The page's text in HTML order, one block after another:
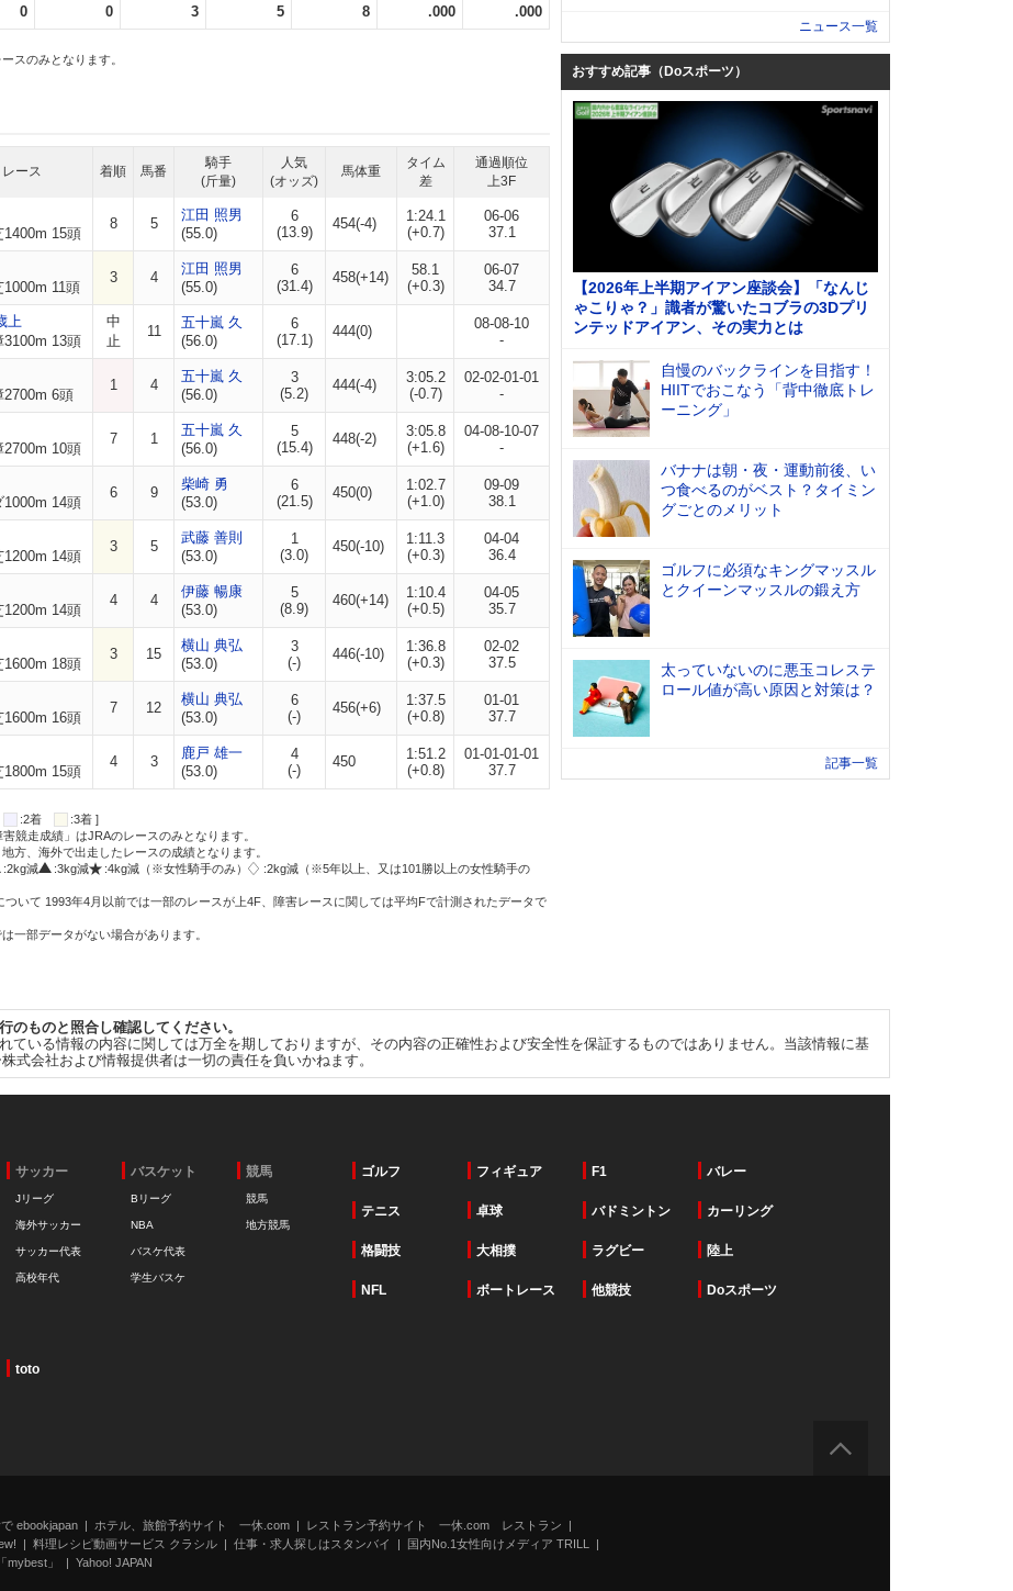
0 0 3 5 8 .000 .000
スのみとなります。
レース 着順 馬番
騎手
(斤量)
人気
(オッズ)
馬体重
タイム
差
通過順位
上3F
1400m 15頭
8 5
江田 照男
(55.0)
6
(13.9)
454(-4)
1:24.1
(+0.7)
06-06
37.1
1000m 11頭
3 4
江田 照男
(55.0)
6
(31.4)
458(+14)
58.1
(+0.3)
06-07
34.7
上
3100m 13頭
中
止
11
五十嵐 久
(56.0)
6
(17.1)
444(0)
08-08-10
-
2700m 6頭
1 4
五十嵐 久
(56.0)
3
(5.2)
444(-4)
3:05.2
(-0.7)
02-02-01-01
-
2700m 10頭
7 1
五十嵐 久
(56.0)
5
(15.4)
448(-2)
3:05.8
(+1.6)
04-08-10-07
-
1000m 14頭
6 9
柴崎 勇
(53.0)
6
(21.5)
450(0)
1:02.7
(+1.0)
09-09
38.1
1200m 14頭
3 5
武藤 善則
(53.0)
1
(3.0)
450(-10)
1:11.3
(+0.3)
04-04
36.4
1200m 14頭
4 4
伊藤 暢康
(53.0)
5
(8.9)
460(+14)
1:10.4
(+0.5)
04-05
35.7
1600m 18頭
3 15
横山 典弘
(53.0)
3
(-)
446(-10)
1:36.8
(+0.3)
02-02
37.5
1600m 16頭
7 12
横山 典弘
(53.0)
6
(-)
456(+6)
1:37.5
(+0.8)
01-01
37.7
1800m 15頭
4 3
鹿戸 雄一
(53.0)
4
(-)
450
1:51.2
(+0.8)
01-01-01-01
37.7
:2着
:3着 ]
競走成績」はJRAのレースのみとなります。
方、海外で出走したレースの成績となります。
:2kg減 :3kg減 :4kg減（※女性騎手のみ）
:2kg減（※5年以上、又は101勝以上の女性騎手の
いて 1993年4月以前では一部のレースが上4F、障害レースに関しては平均Fで計測されたデータで
一部データがない場合があります。
ニュース一覧
おすすめ記事（Doスポーツ）
【2026年上半期アイアン座談会】「なんじ
ゃこりゃ？」識者が驚いたコブラの3Dプリ
ンテッドアイアン、その実力とは
自慢のバックラインを目指す！
HIITでおこなう「背中徹底トレ
ーニング」
バナナは朝・夜・運動前後、い
つ食べるのがベスト？タイミン
グごとのメリット
ゴルフに必須なキングマッスル
とクイーンマッスルの鍛え方
太っていないのに悪玉コレステ
ロール値が高い原因と対策は？
記事一覧
のものと照合し確認してください。
ている情報の内容に関しては万全を期しておりますが、その内容の正確性および安全性を保証するものではありません。当該情報に基
式会社および情報提供者は一切の責任を負いかねます。
サッカー
Jリーグ
海外サッカー
サッカー代表
高校年代
バスケット
Bリーグ
NBA
バスケ代表
学生バスケ
競馬
競馬
地方競馬
ゴルフ フィギュア F1 バレー
テニス 卓球 バドミントン カーリング
格闘技 大相撲 ラグビー 陸上
NFL ボートレース 他競技 Doスポーツ
toto
ebookjapan
ホテル、旅館予約サイト 一休.com
レストラン予約サイト 一休.com レストラン
料理レシピ動画サービス クラシル 仕事・求人探しはスタンバイ
国内No.1女性向けメディア TRILL
mybest」
Yahoo! JAPAN